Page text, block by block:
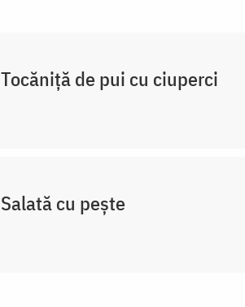
Tocăniță de pui cu ciuperci
Salată cu pește